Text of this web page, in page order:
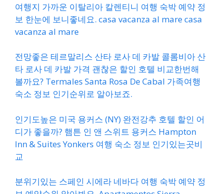
여행지 가까운 이탈리아 칼렌티니 여행 숙박 예약 정
보 한눈에 보니좋네요. casa vacanza al mare casa
vacanza al mare
전망좋은 테르말리스 산타 로사 데 카발 콜롬비아 산
타 로사 데 카발 가격 괜찮은 할인 호텔 비교한번해
볼까요? Termales Santa Rosa De Cabal 가족여행
숙소 정보 인기순위로 알아보죠.
인기도높은 미국 용커스 (NY) 완전강추 호텔 할인 어
디가 좋을까? 햄튼 인 앤 스위트 용커스 Hampton
Inn & Suites Yonkers 여행 숙소 정보 인기있는곳비
교
분위기있는 스페인 시에라 네바다 여행 숙박 예약 정